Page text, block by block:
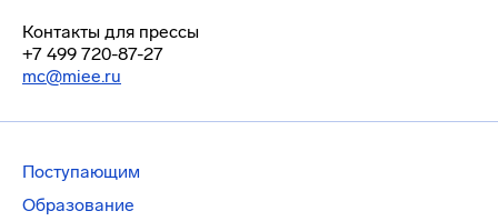
Контакты для прессы
+7 499 720-87-27
mc@miee.ru
Поступающим
Образование